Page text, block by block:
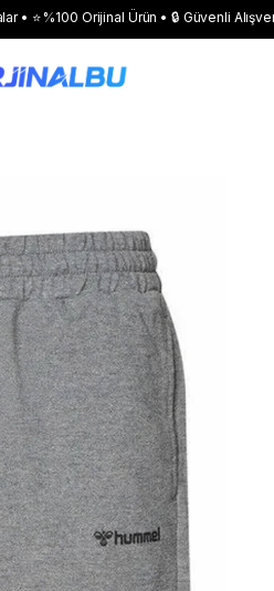
• ⭐ %100 Orijinal Ürün • 🔒 Güvenli